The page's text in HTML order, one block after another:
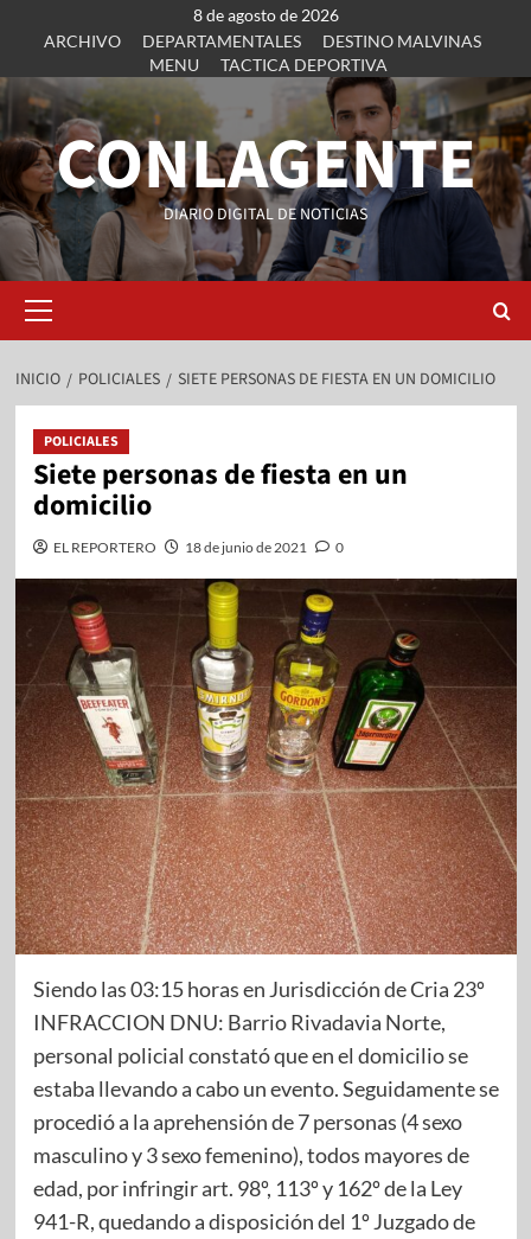
8 de agosto de 2026
ARCHIVO
DEPARTAMENTALES
DESTINO MALVINAS
MENU
TACTICA DEPORTIVA
CONLAGENTE
DIARIO DIGITAL DE NOTICIAS
INICIO POLICIALES SIETE PERSONAS DE FIESTA EN UN DOMICILIO
POLICIALES
Siete personas de fiesta en un
domicilio
EL REPORTERO 18 de junio de 2021 0
Siendo las 03:15 horas en Jurisdicción de Cria 23º
INFRACCION DNU: Barrio Rivadavia Norte,
personal policial constató que en el domicilio se
estaba llevando a cabo un evento. Seguidamente se
procedió a la aprehensión de 7 personas (4 sexo
masculino y 3 sexo femenino), todos mayores de
edad, por infringir art. 98º, 113º y 162º de la Ley
941-R, quedando a disposición del 1º Juzgado de